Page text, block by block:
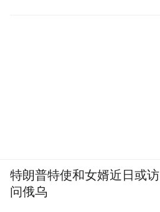
特朗普特使和女婿近日或访
问俄乌